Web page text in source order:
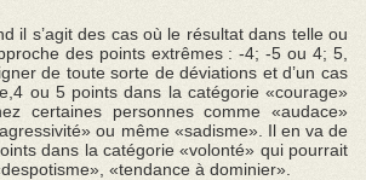
il s’agit des cas où le résultat dans telle ou
des points extrêmes : -4; -5 ou 4; 5,
de toute sorte de déviations et d’un cas
ou 5 points dans la catégorie «courage»
certaines personnes comme «audace»
ou même «sadisme». Il en va de
dans la catégorie «volonté» qui pourrait
«tendance à dominier».